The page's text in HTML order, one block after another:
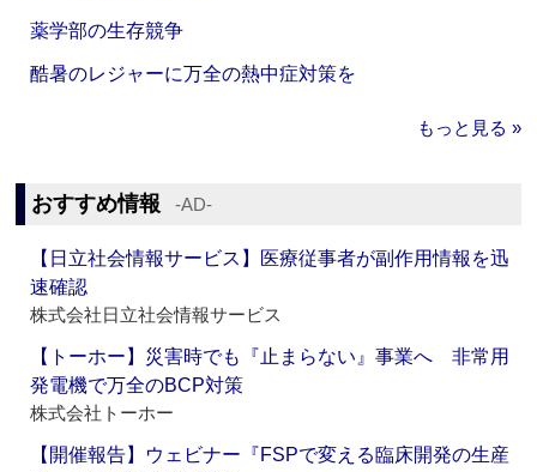
薬学部の生存競争
酷暑のレジャーに万全の熱中症対策を
もっと見る »
おすすめ情報 ‐AD‐
【日立社会情報サービス】医療従事者が副作用情報を迅
速確認
株式会社日立社会情報サービス
【トーホー】災害時でも『止まらない』事業へ 非常用
発電機で万全のBCP対策
株式会社トーホー
【開催報告】ウェビナー『FSPで変える臨床開発の生産